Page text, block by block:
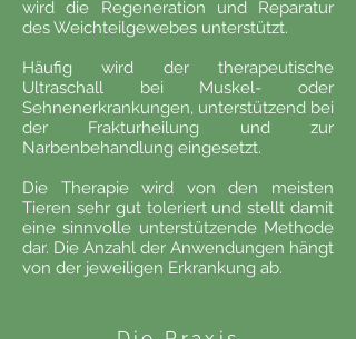
wird die Regeneration und Reparatur
des Weichteilgewebes unterstützt.
Häufig wird der therapeutische
Ultraschall bei Muskel- oder
Sehnenerkrankungen, unterstützend bei
der Frakturheilung und zur
Narbenbehandlung eingesetzt.
Die Therapie wird von den meisten
Tieren sehr gut toleriert und stellt damit
eine sinnvolle unterstützende Methode
dar. Die Anzahl der Anwendungen hängt
von der jeweiligen Erkrankung ab.